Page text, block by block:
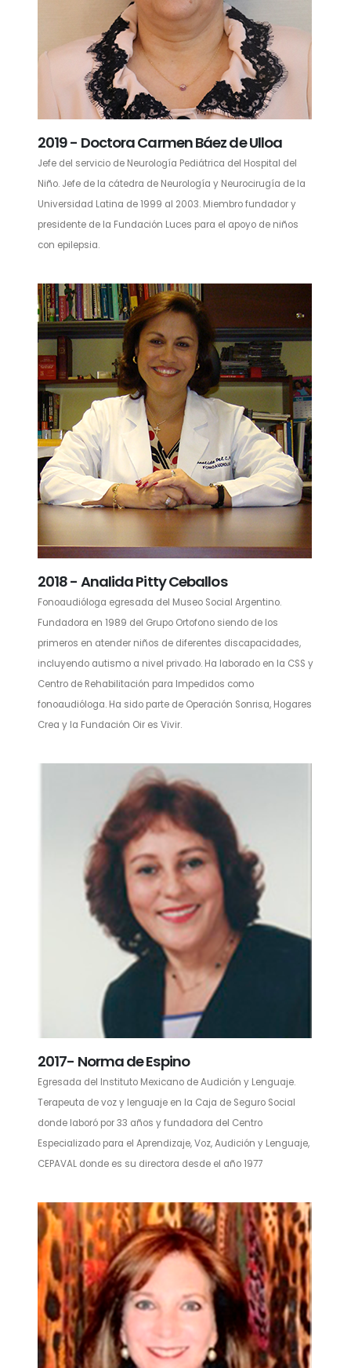
2019 - Doctora Carmen Báez de Ulloa
Jefe del servicio de Neurología Pediátrica del Hospital del
Niño. Jefe de la cátedra de Neurología y Neurocirugía de la
Universidad Latina de 1999 al 2003. Miembro fundador y
presidente de la Fundación Luces para el apoyo de niños
con epilepsia.
2018 - Analida Pitty Ceballos
Fonoaudióloga egresada del Museo Social Argentino.
Fundadora en 1989 del Grupo Ortofono siendo de los
primeros en atender niños de diferentes discapacidades,
incluyendo autismo a nivel privado. Ha laborado en la CSS y
Centro de Rehabilitación para Impedidos como
fonoaudióloga. Ha sido parte de Operación Sonrisa, Hogares
Crea y la Fundación Oir es Vivir.
2017- Norma de Espino
Egresada del Instituto Mexicano de Audición y Lenguaje.
Terapeuta de voz y lenguaje en la Caja de Seguro Social
donde laboró por 33 años y fundadora del Centro
Especializado para el Aprendizaje, Voz, Audición y Lenguaje,
CEPAVAL donde es su directora desde el año 1977